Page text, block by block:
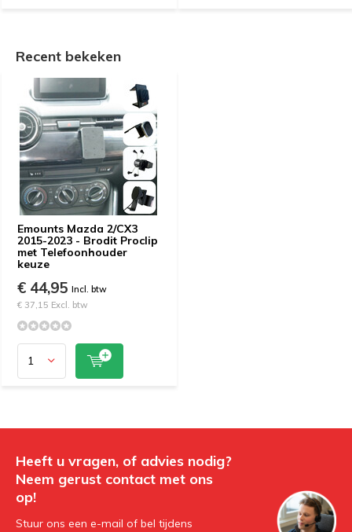
Recent bekeken
Emounts Mazda 2/CX3
2015-2023 - Brodit Proclip
met Telefoonhouder
keuze
€ 44,95 Incl. btw
€ 37,15 Excl. btw
Heeft u vragen, of advies nodig?
Neem gerust contact met ons
op!
Stuur ons een e-mail of bel tijdens